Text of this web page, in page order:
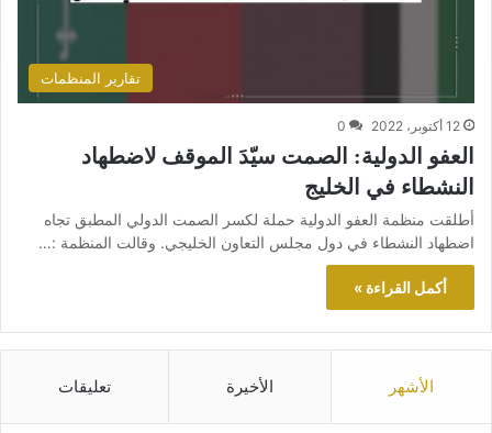
تقارير المنظمات
12 أكتوبر، 2022 0
العفو الدولية: الصمت سيّدَ الموقف لاضطهاد
النشطاء في الخليج
أطلقت منظمة العفو الدولية حملة لكسر الصمت الدولي المطبق تجاه
اضطهاد النشطاء في دول مجلس التعاون الخليجي. وقالت المنظمة :…
أكمل القراءة »
الأشهر الأخيرة تعليقات